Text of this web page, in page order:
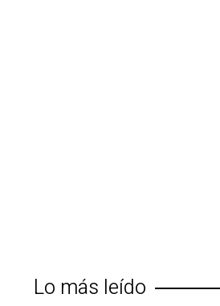
Lo más leído